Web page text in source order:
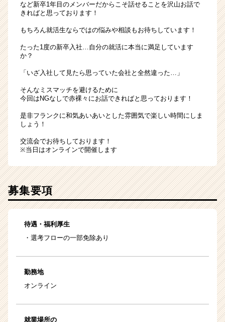
など新卒1年目のメンバーだからこそ話せることを沢山お話で
きればと思っております！
もちろん就活生ならではの悩みや相談もお待ちしています！
たった1度の新卒入社…自分の就活に本当に満足しています
か？
「いざ入社して見たら思っていた会社と全然違った…」
そんなミスマッチを避けるために
今回はNGなしで赤裸々にお話できればと思っております！
是非フランクに和気あいあいとした雰囲気で楽しい時間にしま
しょう！
交流会でお待ちしております！
※当日はオンラインで開催します
募集要項
待遇・福利厚生
・選考フローの一部免除あり
勤務地
オンライン
就業場所の